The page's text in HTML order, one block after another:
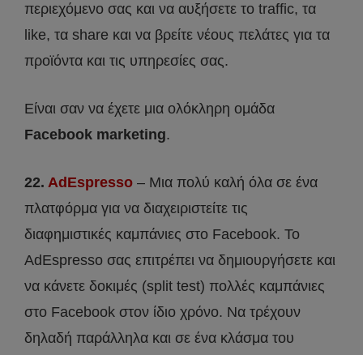
περιεχόμενο σας και να αυξήσετε το traffic, τα
like, τα share και να βρείτε νέους πελάτες για τα
προϊόντα και τις υπηρεσίες σας.
Είναι σαν να έχετε μια ολόκληρη ομάδα
Facebook marketing.
22. AdEspresso – Μια πολύ καλή όλα σε ένα
πλατφόρμα για να διαχειριστείτε τις
διαφημιστικές καμπάνιες στο Facebook. Το
AdEspresso σας επιτρέπει να δημιουργήσετε και
να κάνετε δοκιμές (split test) πολλές καμπάνιες
στο Facebook στον ίδιο χρόνο. Να τρέχουν
δηλαδή παράλληλα και σε ένα κλάσμα του